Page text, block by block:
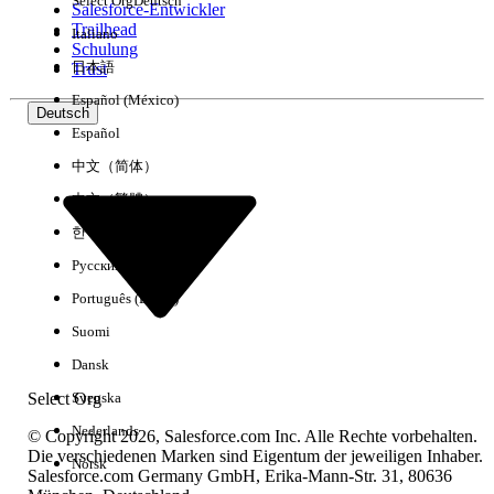
Erfahrung
Keine Ergebnisse
Salesforce-Entwickler
Trailhead
Schulung
Trust
Deutsch
Select Org
Italiano
日本語
Español (México)
Español
中文（简体）
中文（繁體）
한국어
Русский
Português (Brasil)
Suomi
Dansk
Svenska
Nederlands
Norsk
© Copyright 2026, Salesforce.com Inc. Alle Rechte vorbehalten.
Die verschiedenen Marken sind Eigentum der jeweiligen Inhaber.
Salesforce.com Germany GmbH, Erika-Mann-Str. 31, 80636